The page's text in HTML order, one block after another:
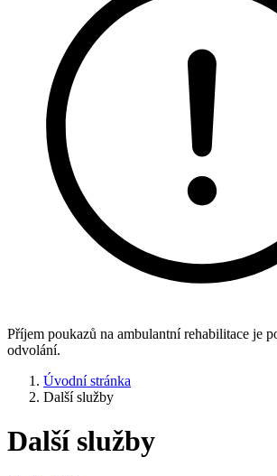
Příjem poukazů na ambulantní rehabilitace je
odvolání.
Úvodní stránka
Další služby
Další služby